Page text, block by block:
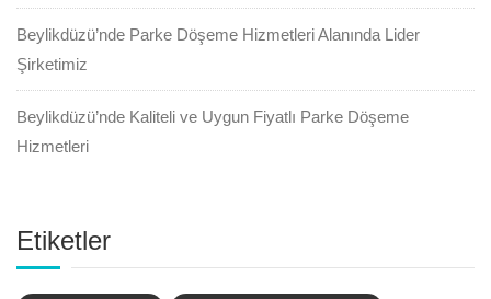
Beylikdüzü’nde Parke Döşeme Hizmetleri Alanında Lider
Şirketimiz
Beylikdüzü’nde Kaliteli ve Uygun Fiyatlı Parke Döşeme
Hizmetleri
Etiketler